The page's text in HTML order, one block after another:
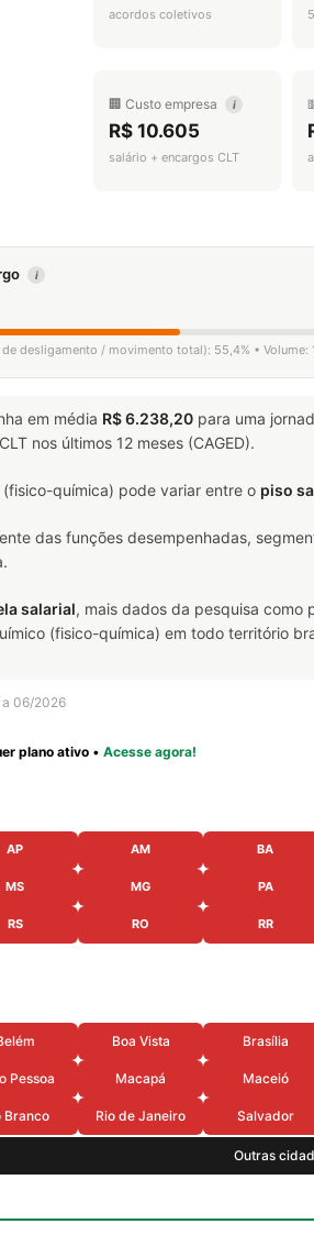
acordos coletivos
🏢 Custo empresa i
R$ 10.605
salário + encargos CLT
i
desligamento / movimento total): 55,4% • Volume:
em média R$ 6.238,20 para uma
nos últimos 12 meses (CAGED).
química) pode variar entre o piso
das funções desempenhadas,
salarial, mais dados da pesquisa como
(fisico-química) em todo território
a 06/2026
plano ativo • Acesse agora!
AP AM BA
MS MG PA
RS RO RR
Boa Vista Brasília
Pessoa Macapá Maceió
Branco Rio de Janeiro Salvador
Outras